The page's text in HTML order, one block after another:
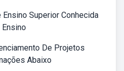
Superior Conhecida
Ensino
De Projetos
Abaixo